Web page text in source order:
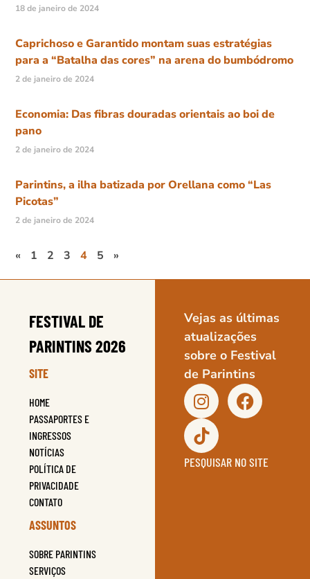
18 de janeiro de 2024
Caprichoso e Garantido montam suas estratégias
para a “Batalha das cores” na arena do bumbódromo
2 de janeiro de 2024
Economia: Das fibras douradas orientais ao boi de
pano
2 de janeiro de 2024
Parintins, a ilha batizada por Orellana como “Las
Picotas”
2 de janeiro de 2024
« 1 2 3 4 5 »
FESTIVAL DE
PARINTINS 2026
SITE
HOME
PASSAPORTES E
INGRESSOS
NOTÍCIAS
POLÍTICA DE
PRIVACIDADE
CONTATO
ASSUNTOS
SOBRE PARINTINS
SERVIÇOS
Vejas as últimas
atualizações
sobre o Festival
de Parintins
PESQUISAR NO SITE